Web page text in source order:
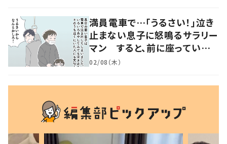
満員電車で…「うるさい！」泣き
止まない息子に怒鳴るサラリー
マン すると、前に座っていた
女性からの助け船に「感謝いっ
02/08（木）